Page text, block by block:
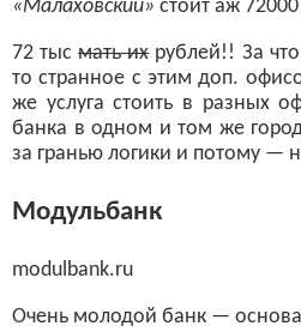
«Малаховский» стоит аж
72 тысмать ихрублей!! За
то странное с этим доп.
же услуга стоить в разных
банка в одном и том же
за гранью логики и потому —
Модульбанк
modulbank.ru
Очень молодой банк —